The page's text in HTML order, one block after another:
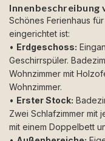
Innenbeschreibung
Schönes Ferienhaus
eingerichtet ist:
• Erdgeschoss:
Geschirrspüler.
Wohnzimmer mit
Wohnzimmer.
• Erster Stock:
Zwei Schlafzimmer mit
mit einem Doppelbett